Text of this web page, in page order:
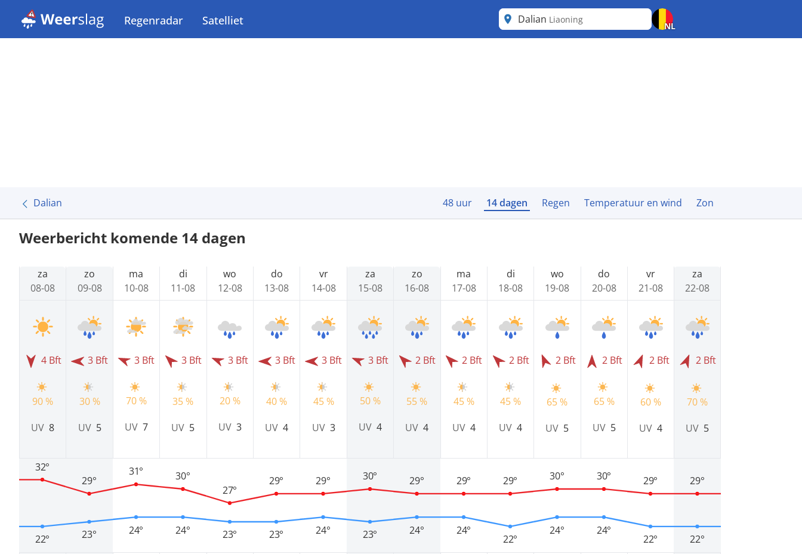
Regenradar Satelliet Dalian Liaoning
NL
Dalian 48 uur 14 dagen Regen Temperatuur en wind Zon
Weerbericht komende 14 dagen
za
08-08
4 Bft
90 %
UV8
22°
32°
zo
09-08
3 Bft
30 %
UV 5
23°
29°
ma
10-08
3 Bft
70 %
UV 7
24°
31°
di
11-08
3 Bft
35 %
UV 5
24°
30°
wo
12-08
3 Bft
20 %
UV 3
23°
27°
do
13-08
3 Bft
40 %
UV4
23°
29°
vr
14-08
3 Bft
45 %
UV 3
24°
29°
za
15-08
3 Bft
50 %
UV 4
23°
30°
zo
16-08
2 Bft
55 %
UV4
24°
29°
ma
17-08
2 Bft
45 %
UV 4
24°
29°
di
18-08
2 Bft
45 %
UV4
22°
29°
wo
19-08
2 Bft
65 %
UV 5
24°
30°
do
20-08
2 Bft
65 %
UV 5
24°
30°
vr
21-08
2 Bft
60 %
UV4
22°
29°
za
22-08
2 Bft
70 %
UV 5
22°
29°